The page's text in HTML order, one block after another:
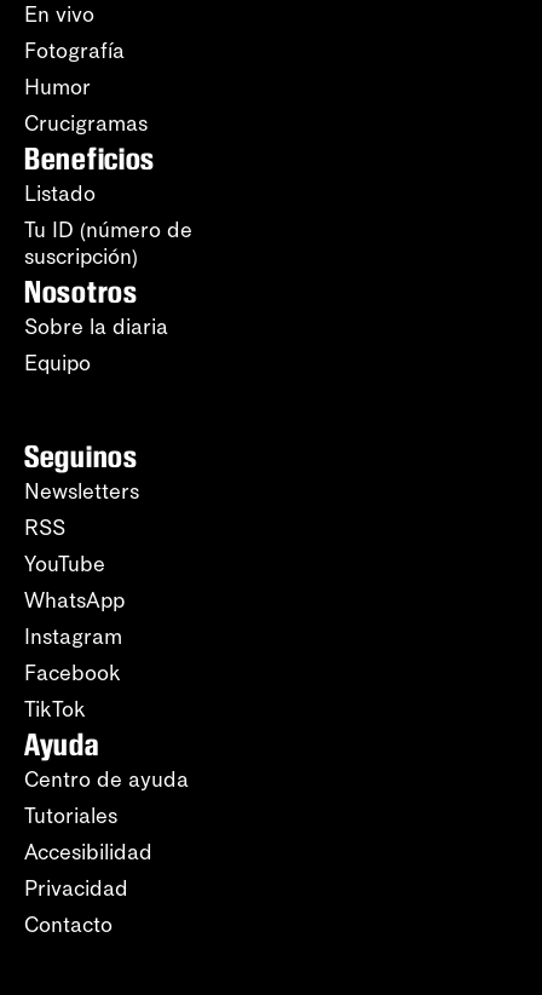
En vivo
Fotografía
Humor
Crucigramas
Beneficios
Listado
Tu ID (número de
suscripción)
Nosotros
Sobre la diaria
Equipo
Seguinos
Newsletters
RSS
YouTube
WhatsApp
Instagram
Facebook
TikTok
Ayuda
Centro de ayuda
Tutoriales
Accesibilidad
Privacidad
Contacto